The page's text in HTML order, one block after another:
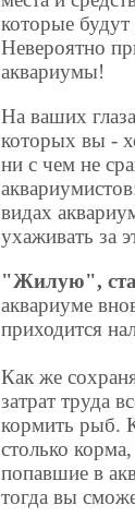
которые будут
Невероятно
аквариумы!
На ваших
которых вы -
ни с чем не
видах
ухаживать за
"Жилую",
аквариуме
приходится
Как же
затрат труда
кормить рыб.
столько
попавшие в
тогда вы